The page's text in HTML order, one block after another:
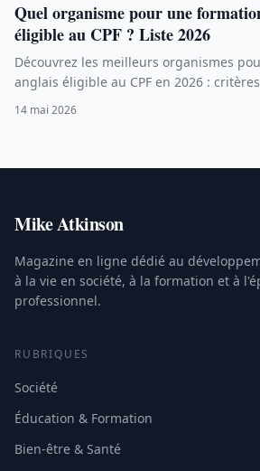
Quel organisme pour une
éligible au CPF ? Liste 2026
Découvrez les meilleurs organismes
anglais éligible au CPF en 2026 :
et étapes pour utiliser votre compte
14 mai 2026
Mike Atkinson
Magazine en ligne dédié au
à la vie en société, à la formation et à
professionnel.
RUBRIQUES
Société
Éducation & Formation
Bien-être & Santé